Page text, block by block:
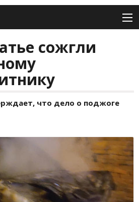
сожгли
что дело о поджоге